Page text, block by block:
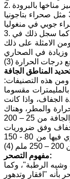
2. الصحراء المعتدلة: وهي تلك التي يقل متوسط درجات الحرارة عن (18 درجة مئوية) وتسقط الامطار بمتوسط أقل من (25 سم)، ويتميز مناخها بالبرودة
في فصل الشتاء، وقد يتساقط الثلج وتصل الحرارة في الصيف الى مستويات عالية، في حين يتراوح معدل الرطوبة بين %5 و%30 مثل صحراء بتاجونيا
3. الصحاري الباردة (الجليدية): وهي الصحاري التي يغطيها الجليد وتنخفض فيها الحرارة الى مستويات قياسية دون الصفر المئوي بكثير كما سجل ذلك في
الامثلة على ذلك
وزيادة في الصحاري
ومن هذه التصنيفات:
مقسوما
فاذا كانت النتيجة (صفر - 10) تعد المناطق شديدة الجفاف، واذا كانت
الحرارة والمطر، وهناك
معيار خط المطر المتساوي حيث اعتبرت المناطق الشديدة الجفاف تلك التي تستلم معدل تساقط امطار سنويا بأقل من 25 ملم والجافة من 25 – 200
الجفاف وفق ضروريات
الامن الغذائي العالمي الى مناطق شديدة الجفاف، نسبة التساقط السنوي فيها اقل من 80 ملم، والمناطق الجافة التساقط السنوي فيها من 80 - 150
مفهوم التصحر:
الرطبة"، وكما
"افقار وتدهور